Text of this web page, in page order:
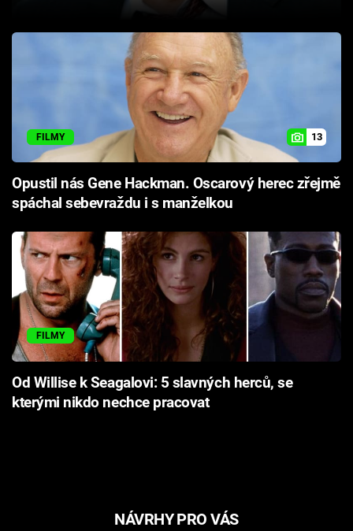
Sledujte prima+
Sledujte nás
FILMY 13
Opustil nás Gene Hackman. Oscarový herec zřejmě
spáchal sebevraždu i s manželkou
FILMY
Od Willise k Seagalovi: 5 slavných herců, se
kterými nikdo nechce pracovat
NÁVRHY PRO VÁS